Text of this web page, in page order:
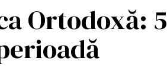
Ortodoxă: 5